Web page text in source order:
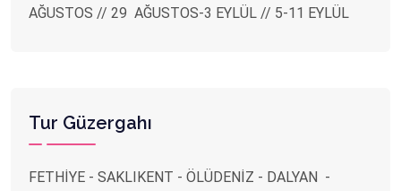
AĞUSTOS // 29 AĞUSTOS-3 EYLÜL // 5-11 EYLÜL
Tur Güzergahı
FETHİYE - SAKLIKENT - ÖLÜDENİZ - DALYAN -